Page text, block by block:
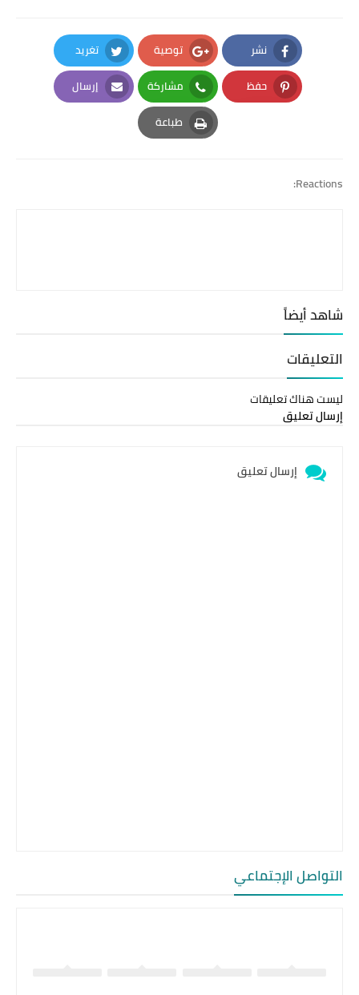
نشر
Facebook
توصية
Google Plus
تغريد
Twitter
حفظ
Pinterest
مشاركة
Whatsapp
إرسال
Email
طباعة
Print
Reactions:
شاهد أيضاً
التعليقات
ليست هناك تعليقات
إرسال تعليق
إرسال تعليق
التواصل الإجتماعي